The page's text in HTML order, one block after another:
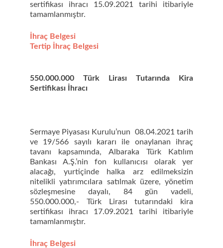
sertifikası ihracı 15.09.2021 tarihi itibariyle
tamamlanmıştır.
İhraç Belgesi
Tertip İhraç Belgesi
550.000.000 Türk Lirası Tutarında Kira
Sertifikası İhracı
Sermaye Piyasası Kurulu’nun 08.04.2021 tarih
ve 19/566 sayılı kararı ile onaylanan ihraç
tavanı kapsamında, Albaraka Türk Katılım
Bankası A.Ş.’nin fon kullanıcısı olarak yer
alacağı, yurtiçinde halka arz edilmeksizin
nitelikli yatırımcılara satılmak üzere, yönetim
sözleşmesine dayalı, 84 gün vadeli,
550.000.000,- Türk Lirası tutarındaki kira
sertifikası ihracı 17.09.2021 tarihi itibariyle
tamamlanmıştır.
İhraç Belgesi